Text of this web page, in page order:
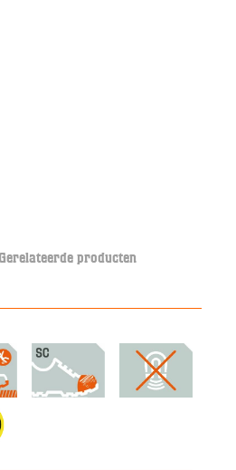
Gerelateerde producten